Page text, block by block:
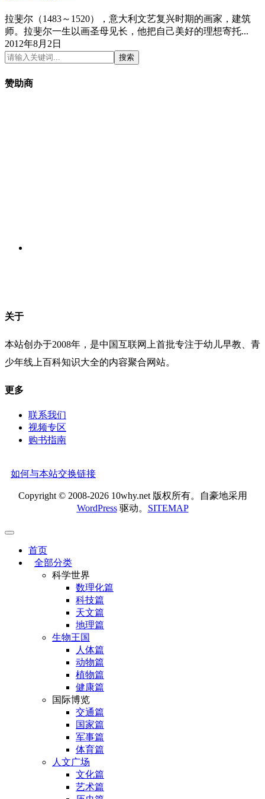
拉斐尔（1483～1520），意大利文艺复兴时期的画家，建筑
师。拉斐尔一生以画圣母见长，他把自己美好的理想寄托...
2012年8月2日
搜索
赞助商
关于
本站创办于2008年，是中国互联网上首批专注于幼儿早教、青
少年线上百科知识大全的内容聚合网站。
更多
联系我们
视频专区
购书指南
如何与本站交换链接
Copyright © 2008-2026 10why.net 版权所有。自豪地采用
WordPress驱动。 SITEMAP
首页
全部分类
科学世界
数理化篇
科技篇
天文篇
地理篇
生物王国
人体篇
动物篇
植物篇
健康篇
国际博览
交通篇
国家篇
军事篇
体育篇
人文广场
文化篇
艺术篇